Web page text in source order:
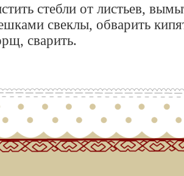
стебли от листьев,
свеклы, обварить
сварить.